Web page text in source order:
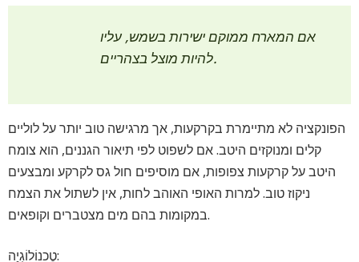
אם המארח ממוקם ישירות בשמש, עליו
להיות מוצל בצהריים.
הפונקציה לא מתיימרת בקרקעות, אך מרגישה טוב יותר על לוליים
קלים ומנוקזים היטב. אם לשפוט לפי תיאור הגננים, הוא צומח
היטב על קרקעות צפופות, אם מוסיפים חול גס לקרקע ומבצעים
ניקוז טוב. למרות האופי האוהב לחות, אין לשתול את הצמח
במקומות בהם מים מצטברים וקופאים.
טֶכנוֹלוֹגִיָה: